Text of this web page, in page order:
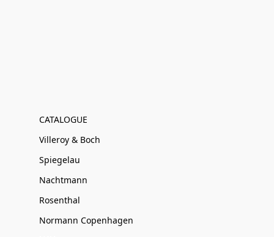
CATALOGUE
Villeroy & Boch
Spiegelau
Nachtmann
Rosenthal
Normann Copenhagen